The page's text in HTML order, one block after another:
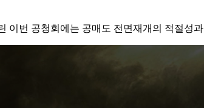
이번 공청회에는 공매도 전면재개의 적절성